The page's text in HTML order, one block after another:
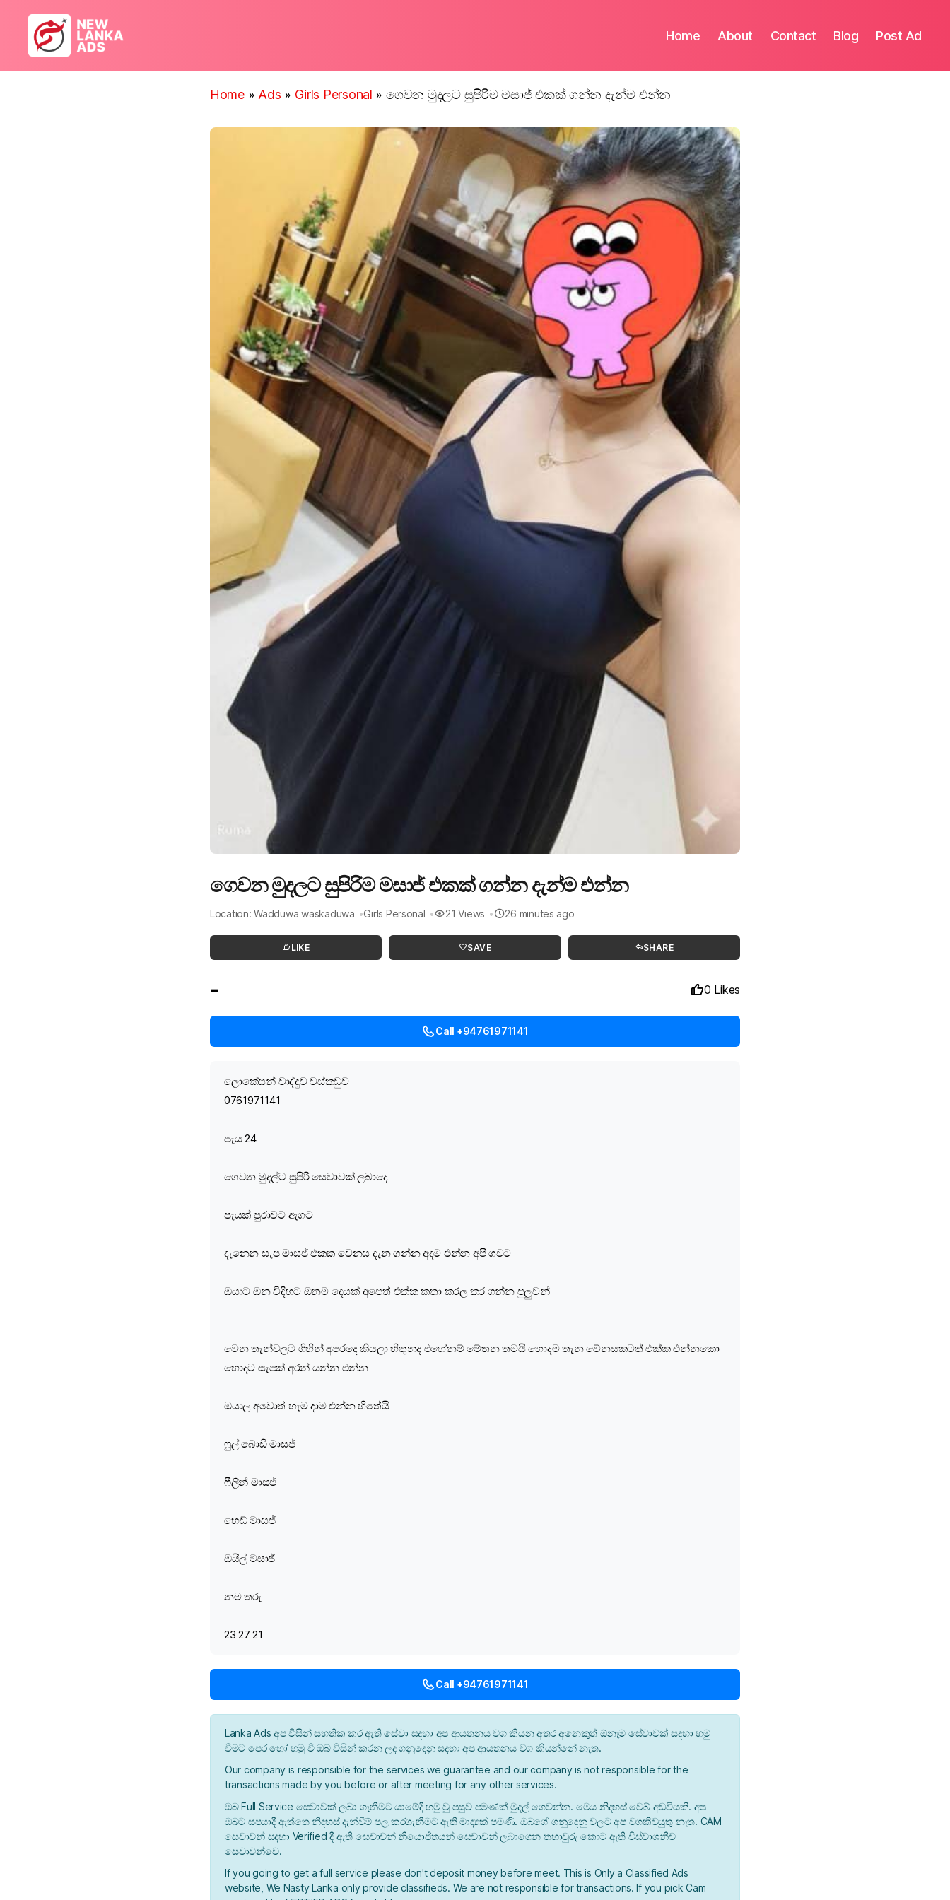
Home About Contact Blog Post Ad
Home» Ads » Girls Personal » ගෙවන මුදලට සුපිරිම මසාජ් එකක් ගන්න දැන්ම එන්න
ගෙවන මුදලට සුපිරිම මසාජ් එකක් ගන්න දැන්ම එන්න
Location: Wadduwa waskaduwa Girls Personal 21 Views 26 minutes ago
LIKE SAVE SHARE
- 0 Likes
Call +94761971141
ලොකේසන් වාද්දුව වස්කඩුව
0761971141
පැය 24
ගෙවන මුදල්ට සුපිරි සෙවාවක් ලබාදෙ
පැයක් පුරාවට ඇගට
දැනෙන සැප මාසජ් එකක වෙනස දැන ගන්න අදම එන්න අපි ගවට
ඔයාට ඔන විදිහට ඔනම දෙයක් අපෙත් එක්ක කතා කරල කර ගන්න පුලුවන්
වෙන තැන්වලට ගිහින් අපරදෙ කියලා හිතුනද එහේනම් මේතන තමයි හොදම තැන වේනසකටත් එක්ක එන්නකො
හොදට සැපක් අරන් යන්න එන්න
ඔයාල අවොත් හැම දාම එන්න හිතේයි
ෆුල් බොඩි මාසජ්
ෆීලින් මාසජ්
හෙඩ් මාසජ්
ඔයිල් මසාජ්
නම තරු
23 27 21
Call +94761971141
Lanka Ads අප විසින් සහතික කර ඇති සේවා සදහා අප ආයතනය වග කියන අතර අනෙකුත් ඕනෑම සේවාවක් සදහා හමු
වීමට පෙර හෝ හමු වී ඔබ විසින් කරන ලද ගනුදෙනු සදහා අප ආයතනය වග කියන්නේ නැත.
Our company is responsible for the services we guarantee and our company is not responsible for the
transactions made by you before or after meeting for any other services.
ඔබ Full Service සෙවාවක් ලබා ගැනීමට යාමේදී හමු වු පසුව පමණක් මුදල් ගෙවන්න. මෙය නිදහස් වෙබ් අඩවියකි. අප
ඔබට සපයාදී ඇත්තෙ නිදහස් දැන්වීම් පල කරගැනීමට ඇති මාද්‍යක් පමණි. ඔබගේ ගනුදෙනු වලට අප වගකිවයුතු නැත. CAM
සෙවාවන් සදහා Verified දී ඇති සෙවාවන් නියොජිතයන් සෙවාවන් ලබාගෙන තහාවුරු කොට ඇති විස්වාශනීව
සෙවාවන්වෙ.
If you going to get a full service please don't deposit money before meet. This is Only a Classified Ads
website, We Nasty Lanka only provide classifieds. We are not responsible for transactions. If you pick Cam